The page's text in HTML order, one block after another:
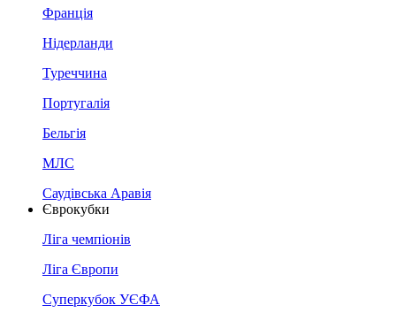
Франція
Нідерланди
Туреччина
Португалія
Бельгія
МЛС
Саудівська Аравія
Єврокубки
Ліга чемпіонів
Ліга Європи
Суперкубок УЄФА